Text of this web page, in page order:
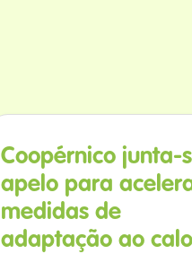
Coopérnico junta-
apelo para
medidas de
adaptação ao